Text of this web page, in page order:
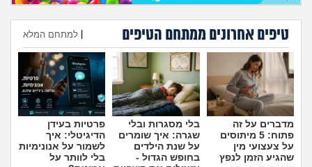
חיות מחמד
יוקר המחיה
גאווה
טיפים אחרונים ממתחם הטיפים למתחם המלא
הוספת טיפ
מדברים על זה
פתוח: 5 מיתוסים
על צעצועי מין
שהגיע הזמן לנפץ
בלי מסגרות ובלי
שגרה: איך שומרים
על שנת הילדים
בחופש הגדול -
פרטיות בעידן
הדיגיטלי: איך
לשמור על אנונימיות
בלי לוותר על